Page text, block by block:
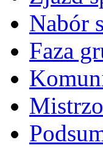
Nabór
Faza